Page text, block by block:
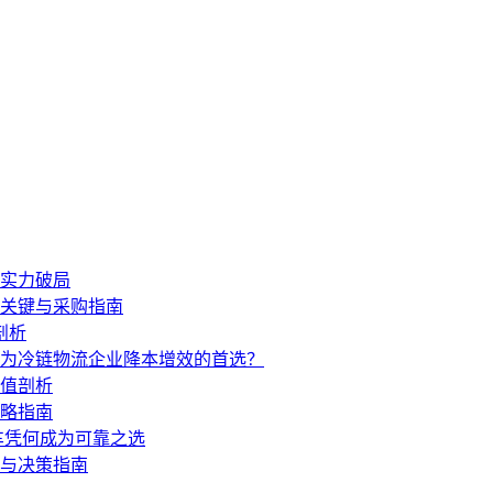
力破局
键与采购指南
析
冷链物流企业降本增效的首选？
剖析
指南
何成为可靠之选
决策指南